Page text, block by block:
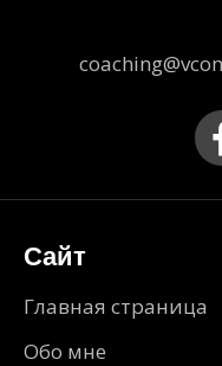
Сайт
Главная страница
Обо мне